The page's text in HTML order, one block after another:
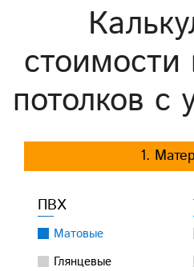
потолков с
1.
ПВХ
Матовые
Глянцевые